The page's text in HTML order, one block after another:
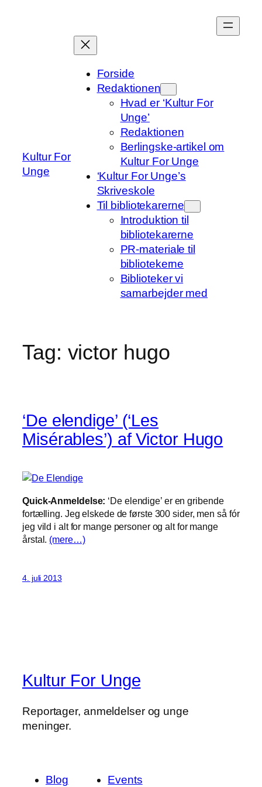
Kultur For
Unge
Forside
Redaktionen
Hvad er ‘Kultur For
Unge’
Redaktionen
Berlingske-artikel om
Kultur For Unge
‘Kultur For Unge’s
Skriveskole
Til bibliotekarerne
Introduktion til
bibliotekarerne
PR-materiale til
bibliotekerne
Biblioteker vi
samarbejder med
Tag: victor hugo
‘De elendige’ (‘Les
Misérables’) af Victor Hugo
Quick-Anmeldelse: ‘De elendige’ er en gribende
fortælling. Jeg elskede de første 300 sider, men så fór
jeg vild i alt for mange personer og alt for mange
årstal. (mere…)
4. juli 2013
Kultur For Unge
Reportager, anmeldelser og unge
meninger.
Blog Events